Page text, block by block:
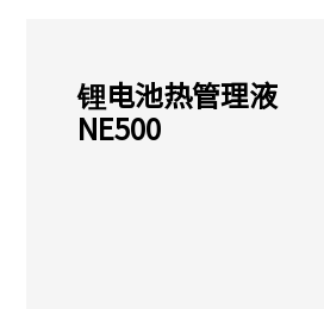
锂电池热管理液
NE500